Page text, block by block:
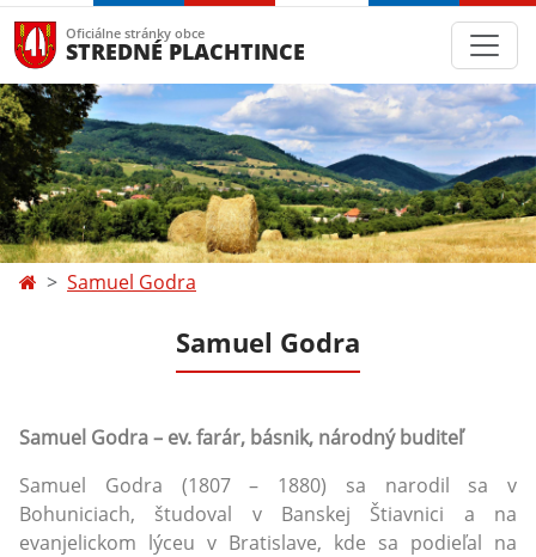
Oficiálne stránky obce
STREDNÉ PLACHTINCE
Samuel Godra
Samuel Godra
Samuel Godra – ev. farár, básnik, národný buditeľ
Samuel Godra (1807 – 1880) sa narodil sa v
Bohuniciach, študoval v Banskej Štiavnici a na
evanjelickom lýceu v Bratislave, kde sa podieľal na